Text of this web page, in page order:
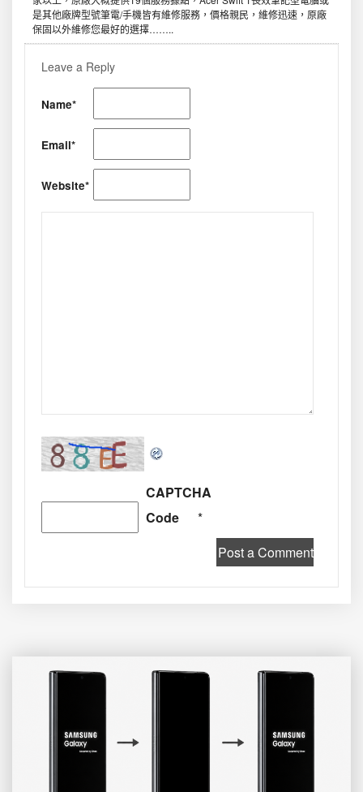
是其他廠牌型號筆電/手機皆有維修服務，價格親民，維修迅速，原廠
保固以外維修您最好的選擇……..
Leave a Reply
Name*
Email*
Website*
CAPTCHA
Code
*